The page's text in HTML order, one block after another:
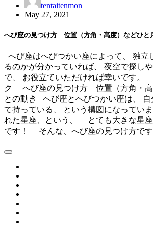
tentaitenmon
May 27, 2021
へび座の見つけ方 位置（方角・高度）などひと
へび座はへびつかい座によって、 独
るのかが分かっていれば、 夜空で探し
で、 お役立ていただければ幸いです
ク へび座の見つけ方 位置（方角・高
との動き へび座とへびつかい座は、 自
て持っている、 という構図になってい
れた星座、という、 とても大きな星座
です！ そんな、へび座の見つけ方